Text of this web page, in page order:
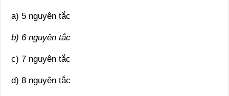
a) 5 nguyên tắc
b) 6 nguyên tắc
c) 7 nguyên tắc
d) 8 nguyên tắc